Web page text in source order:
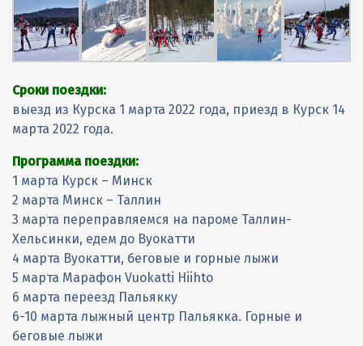
АКСЕССУАРЫ NEARBIRDS
АКСЕССУАРЫ РАЗНЫЕ
КАРАБИНЫ
Автомобили
Буксировочные системы
Отчеты о парапланерных поездках
Отчеты о лыжных поездках
Региональные представители
Обратная связь
Группа ВКонтакте
Сроки поездки:
выезд из Курска 1 марта 2022 года, приезд в Курск 14
марта 2022 года.
Программа поездки:
1 марта Курск – Минск
2 марта Минск – Таллин
3 марта переправляемся на пароме Таллин-
Хельсинки, едем до Вуокатти
4 марта Вуокатти, беговые и горные лыжи
5 марта Марафон Vuokatti Hiihto
6 марта переезд Пальякку
6-10 марта лыжный центр Пальякка. Горные и
беговые лыжи